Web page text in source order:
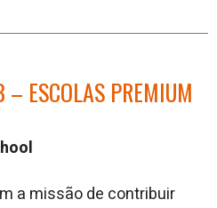
– ESCOLAS PREMIUM
a missão de contribuir